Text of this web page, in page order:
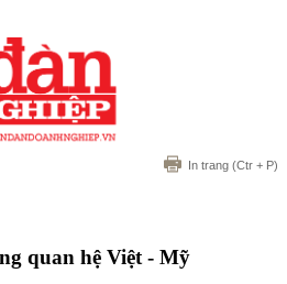
In trang (Ctr + P)
quan hệ Việt - Mỹ